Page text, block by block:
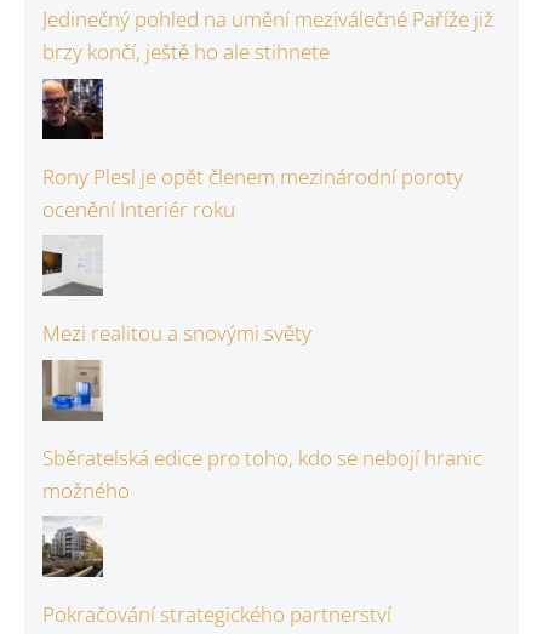
Jedinečný pohled na umění meziválečné Paříže již
brzy končí, ještě ho ale stihnete
Rony Plesl je opět členem mezinárodní poroty
ocenění Interiér roku
Mezi realitou a snovými světy
Sběratelská edice pro toho, kdo se nebojí hranic
možného
Pokračování strategického partnerství